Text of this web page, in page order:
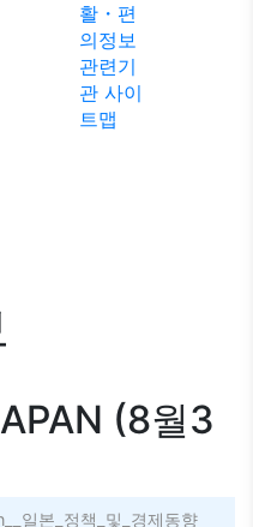
활・편
의정보
관련기
관 사이
트맵
(8월3
일본_정책_및_경제동향